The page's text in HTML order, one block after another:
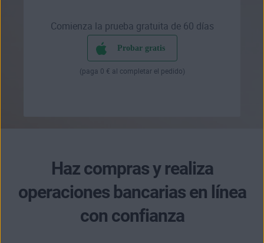
Comienza la prueba gratuita de 60 días
Probar gratis
(paga 0 € al completar el pedido)
Haz compras y realiza
operaciones bancarias en línea
con confianza